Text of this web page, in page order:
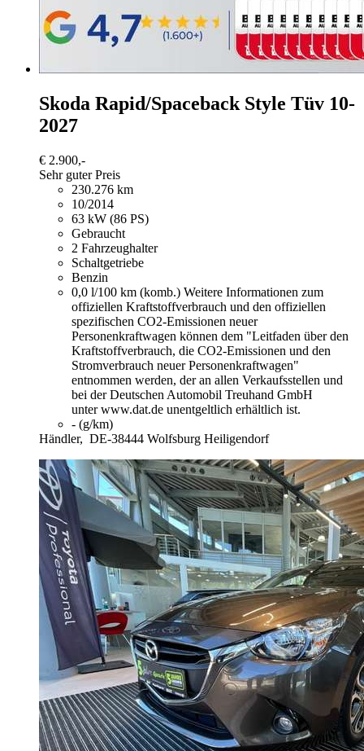
Skoda Rapid/Spaceback Style Tüv 10-
2027
€ 2.900,-
Sehr guter Preis
230.276 km
10/2014
63 kW (86 PS)
Gebraucht
2 Fahrzeughalter
Schaltgetriebe
Benzin
0,0 l/100 km (komb.) Weitere Informationen zum
offiziellen Kraftstoffverbrauch und den offiziellen
spezifischen CO2-Emissionen neuer
Personenkraftwagen können dem "Leitfaden über den
Kraftstoffverbrauch, die CO2-Emissionen und den
Stromverbrauch neuer Personenkraftwagen"
entnommen werden, der an allen Verkaufsstellen und
bei der Deutschen Automobil Treuhand GmbH
unter www.dat.de unentgeltlich erhältlich ist.
- (g/km)
Händler, DE-38444 Wolfsburg Heiligendorf